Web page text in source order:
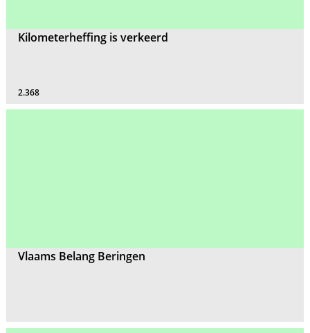
Kilometerheffing is verkeerd
2.368
Vlaams Belang Beringen